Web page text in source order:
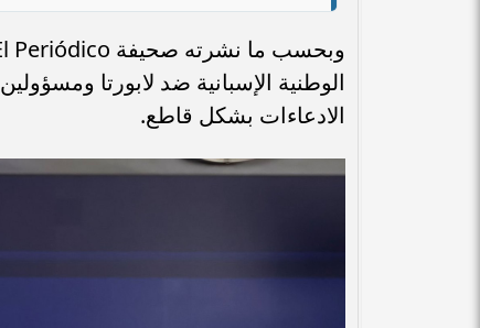
الوطنية الإسبانية ضد لابورتا
الادعاءات بشكل قاطع.